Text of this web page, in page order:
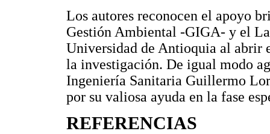
Los autores reconocen el apoyo
Gestión Ambiental -GIGA- y el
Universidad de Antioquia al abrir
la investigación. De igual modo
Ingeniería Sanitaria Guillermo
por su valiosa ayuda en la fase
REFERENCIAS